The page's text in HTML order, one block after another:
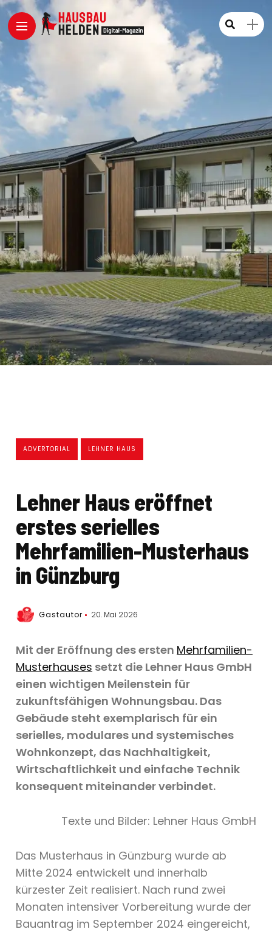
Lehner Haus eröffnet
erstes serielles
Mehrfamilien-Musterhaus
in Günzburg
Gastautor 20. Mai 2026
Mit der Eröffnung des ersten Mehrfamilien-
Musterhauses setzt die Lehner Haus GmbH
einen wichtigen Meilenstein für
zukunftsfähigen Wohnungsbau. Das
Gebäude steht exemplarisch für ein
serielles, modulares und systemisches
Wohnkonzept, das Nachhaltigkeit,
Wirtschaftlichkeit und einfache Technik
konsequent miteinander verbindet.
Texte und Bilder: Lehner Haus GmbH
Das Musterhaus in Günzburg wurde ab
Mitte 2024 entwickelt und innerhalb
kürzester Zeit realisiert. Nach rund zwei
Monaten intensiver Vorbereitung wurde der
Bauantrag im September 2024 eingereicht,
ADVERTORIAL LEHNER HAUS